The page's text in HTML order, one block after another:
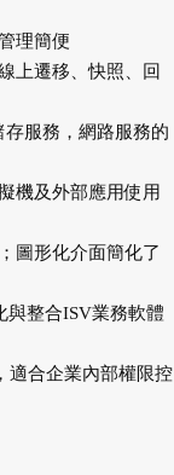
理簡便
上遷移、快照、回
服務，網路服務的
機及外部應用使用
圖形化介面簡化了
與整合ISV業務軟體
適合企業內部權限控